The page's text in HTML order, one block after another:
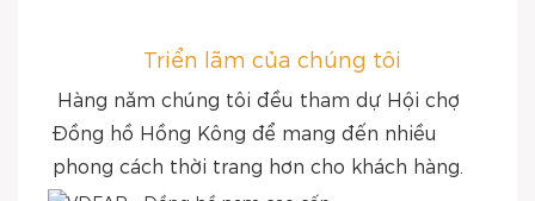
Triển lãm của chúng tôi
Hàng năm chúng tôi đều tham dự Hội chợ
Đồng hồ Hồng Kông để mang đến nhiều
phong cách thời trang hơn cho khách hàng.